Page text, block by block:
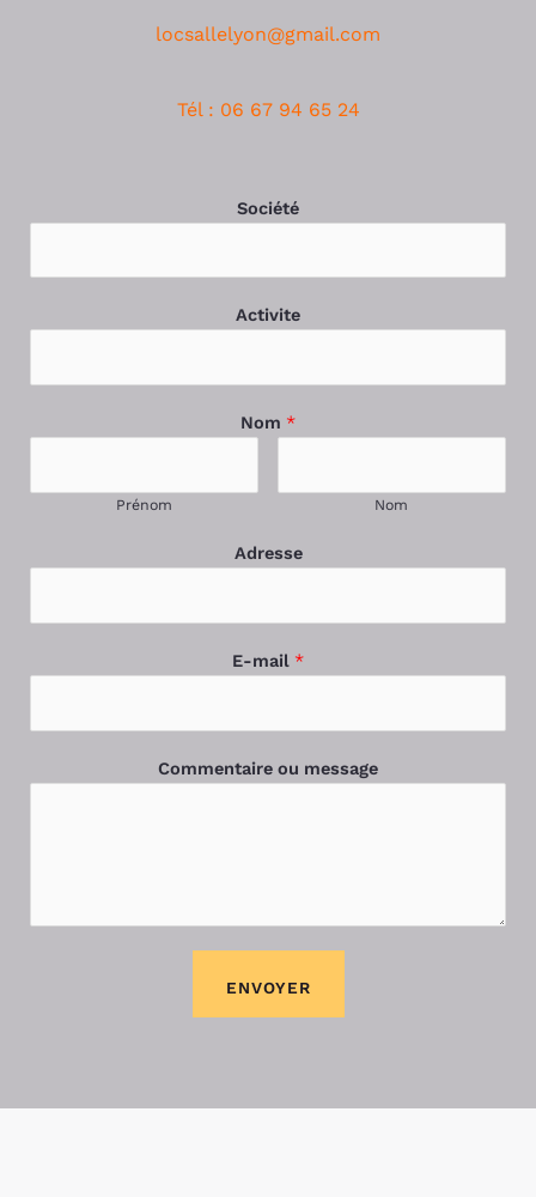
locsallelyon@gmail.com
Tél : 06 67 94 65 24
Société
Activite
Nom *
Prénom Nom
Adresse
E-mail *
Commentaire ou message
ENVOYER